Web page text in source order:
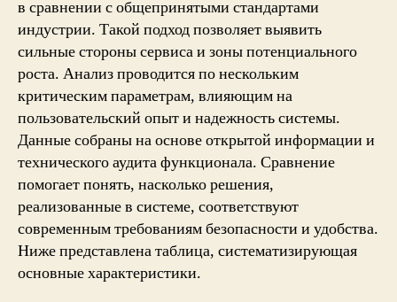
в сравнении с общепринятыми стандартами
индустрии. Такой подход позволяет выявить
сильные стороны сервиса и зоны потенциального
роста. Анализ проводится по нескольким
критическим параметрам, влияющим на
пользовательский опыт и надежность системы.
Данные собраны на основе открытой информации и
технического аудита функционала. Сравнение
помогает понять, насколько решения,
реализованные в системе, соответствуют
современным требованиям безопасности и удобства.
Ниже представлена таблица, систематизирующая
основные характеристики.